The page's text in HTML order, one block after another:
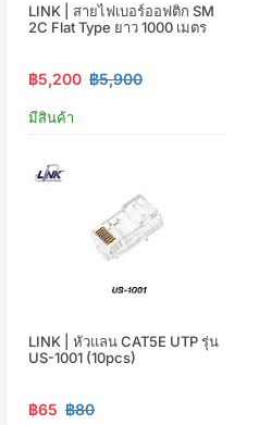
LINK | สายไฟเบอร์ออฟติก SM
2C Flat Type ยาว 1000 เมตร
฿5,200 ฿5,900
มีสินค้า
LINK | หัวแลน CAT5E UTP รุ่น
US-1001 (10pcs)
฿65 ฿80